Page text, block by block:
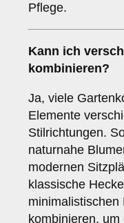
Pflege.
Kann ich
kombinieren?
Ja, viele
Elemente
Stilrichtungen.
naturnahe
modernen
klassische
minimalistischen
kombinieren,